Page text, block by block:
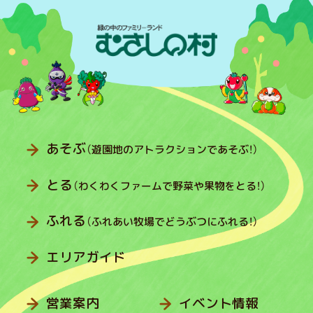
あそぶ（遊園地のアトラクションであそぶ！）
とる （わくわくファームで野菜や果物をとる！）
ふれる （ふれあい牧場でどうぶつにふれる！）
エリアガイド
営業案内
イベント情報